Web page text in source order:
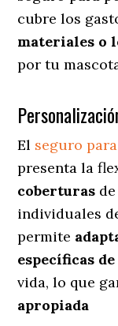
cubre los
materiales o
por tu
El seguro
presenta la
coberturas
individuales
permite
específicas
vida, lo que
apropiada